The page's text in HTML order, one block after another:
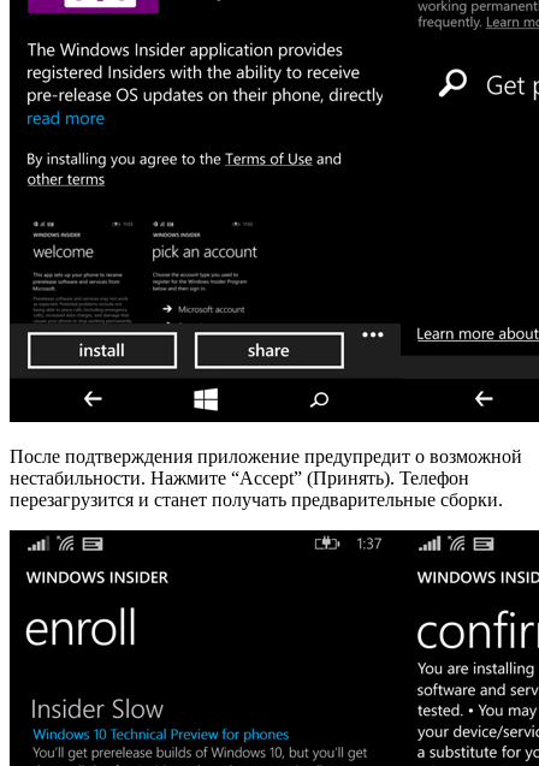
После подтверждения приложение предупредит о возможной
нестабильности. Нажмите “Accept” (Принять). Телефон
перезагрузится и станет получать предварительные сборки.